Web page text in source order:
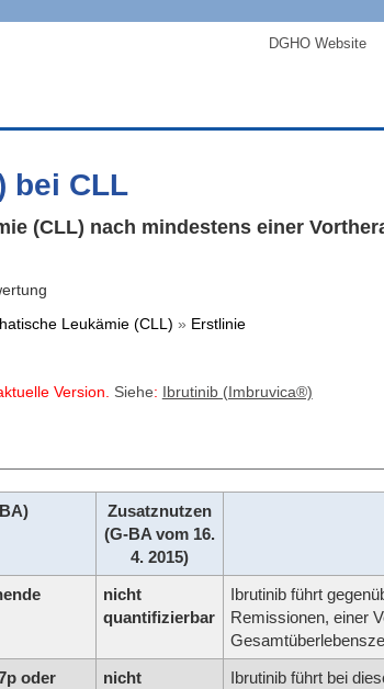
DGHO Website
bei CLL
(CLL) nach mindestens einer
Leukämie (CLL) » Erstlinie
Version.
Siehe: Ibrutinib (Imbruvica®)
Zusatznutzen
(G-BA vom 16.
4. 2015)
nicht
quantifizierbar
Ibrutinib führt
Remissionen, einer
oder
nicht
Ibrutinib führt bei